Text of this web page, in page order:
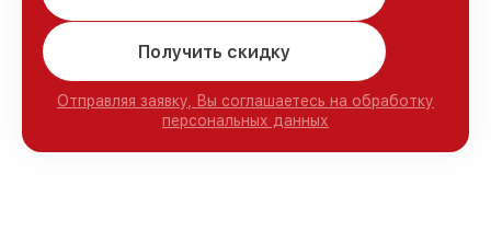
Получить скидку
Отправляя заявку, Вы соглашаетесь на обработку
персональных данных